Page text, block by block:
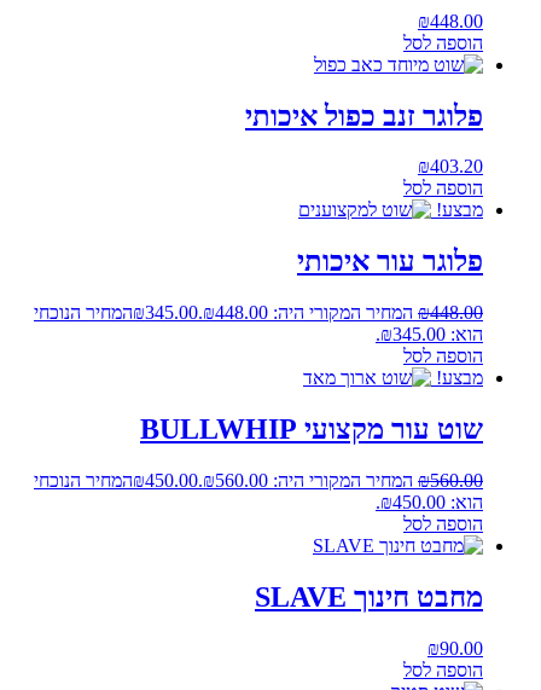
₪448.00
הוספה לסל
פלוגר זנב כפול איכותי
₪403.20
הוספה לסל
מבצע!
פלוגר עור איכותי
₪448.00 המחיר המקורי היה: ₪448.00. ₪345.00
המחיר הנוכחי
הוא: ₪345.00.
הוספה לסל
מבצע!
שוט עור מקצועי BULLWHIP
₪560.00 המחיר המקורי היה: ₪560.00. ₪450.00
המחיר הנוכחי
הוא: ₪450.00.
הוספה לסל
מחבט חינוך SLAVE
₪90.00
הוספה לסל